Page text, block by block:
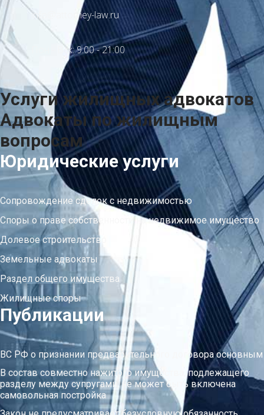
info@attorney-law.ru
Пон - Вск: 9:00 - 21:00
Услуги жилищных адвокатов
Адвокаты по жилищным
вопросам
Юридические услуги
Сопровождение сделок с недвижимостью
Споры о праве собственности на недвижимое имущество
Долевое строительство
Земельные адвокаты
Раздел общего имущества
Жилищные споры
Публикации
ВС РФ о признании предварительного договора основным
В состав совместно нажитого имущества, подлежащего
разделу между супругами, не может быть включена
самовольная постройка